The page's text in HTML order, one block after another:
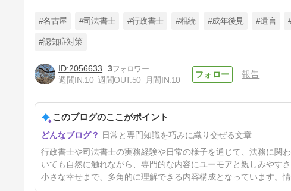
きょうと
#名古屋 #司法書士 #行政書士 #相続 #成年後見 #遺言
#認知症対策
2056633
3
週間IN:10 週間OUT:50 月間IN:10
報告
このブログのここがポイント
日常と専門知識を巧みに織り交ぜる文章
行政書士や司法書士の実務経験や日常の様子を通じて、法務に関
いても自然に触れながら、専門的な内容にユーモアと親しみやす
小さな幸せまで、多角的に理解できる内容構成となっています。